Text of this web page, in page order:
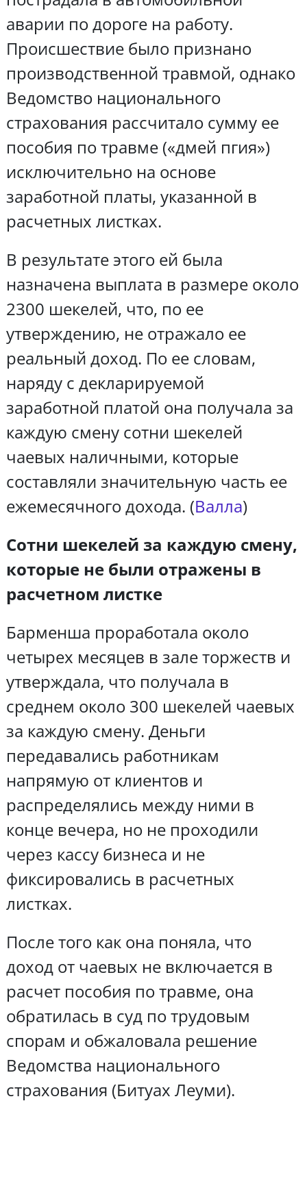
аварии по дороге на работу.
Происшествие было признано
производственной травмой, однако
Ведомство национального
страхования рассчитало сумму ее
пособия по травме («дмей пгия»)
исключительно на основе
заработной платы, указанной в
расчетных листках.
В результате этого ей была
назначена выплата в размере около
2300 шекелей, что, по ее
утверждению, не отражало ее
реальный доход. По ее словам,
наряду с декларируемой
заработной платой она получала за
каждую смену сотни шекелей
чаевых наличными, которые
составляли значительную часть ее
ежемесячного дохода. (Валла)
Сотни шекелей за каждую смену,
которые не были отражены в
расчетном листке
Барменша проработала около
четырех месяцев в зале торжеств и
утверждала, что получала в
среднем около 300 шекелей чаевых
за каждую смену. Деньги
передавались работникам
напрямую от клиентов и
распределялись между ними в
конце вечера, но не проходили
через кассу бизнеса и не
фиксировались в расчетных
листках.
После того как она поняла, что
доход от чаевых не включается в
расчет пособия по травме, она
обратилась в суд по трудовым
спорам и обжаловала решение
Ведомства национального
страхования (Битуах Леуми).